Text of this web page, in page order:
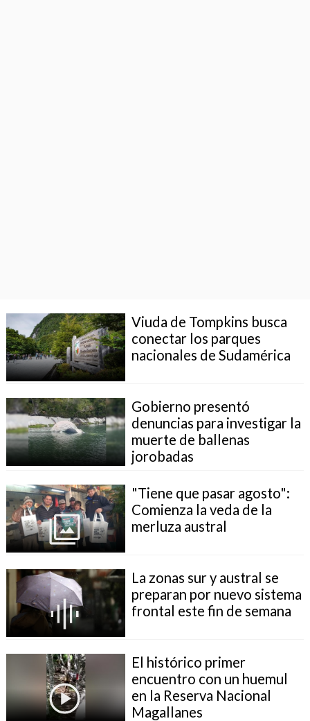
Viuda de Tompkins busca
conectar los parques
nacionales de Sudamérica
Gobierno presentó
denuncias para investigar la
muerte de ballenas
jorobadas
"Tiene que pasar agosto":
Comienza la veda de la
merluza austral
La zonas sur y austral se
preparan por nuevo sistema
frontal este fin de semana
El histórico primer
encuentro con un huemul
en la Reserva Nacional
Magallanes